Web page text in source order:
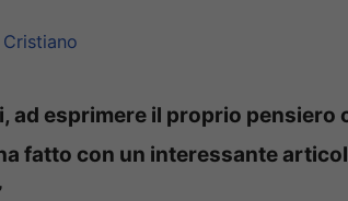
Cristiano
ad esprimere il proprio pensiero
fatto con un interessante